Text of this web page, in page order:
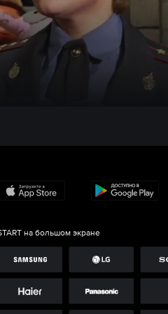
на большом экране